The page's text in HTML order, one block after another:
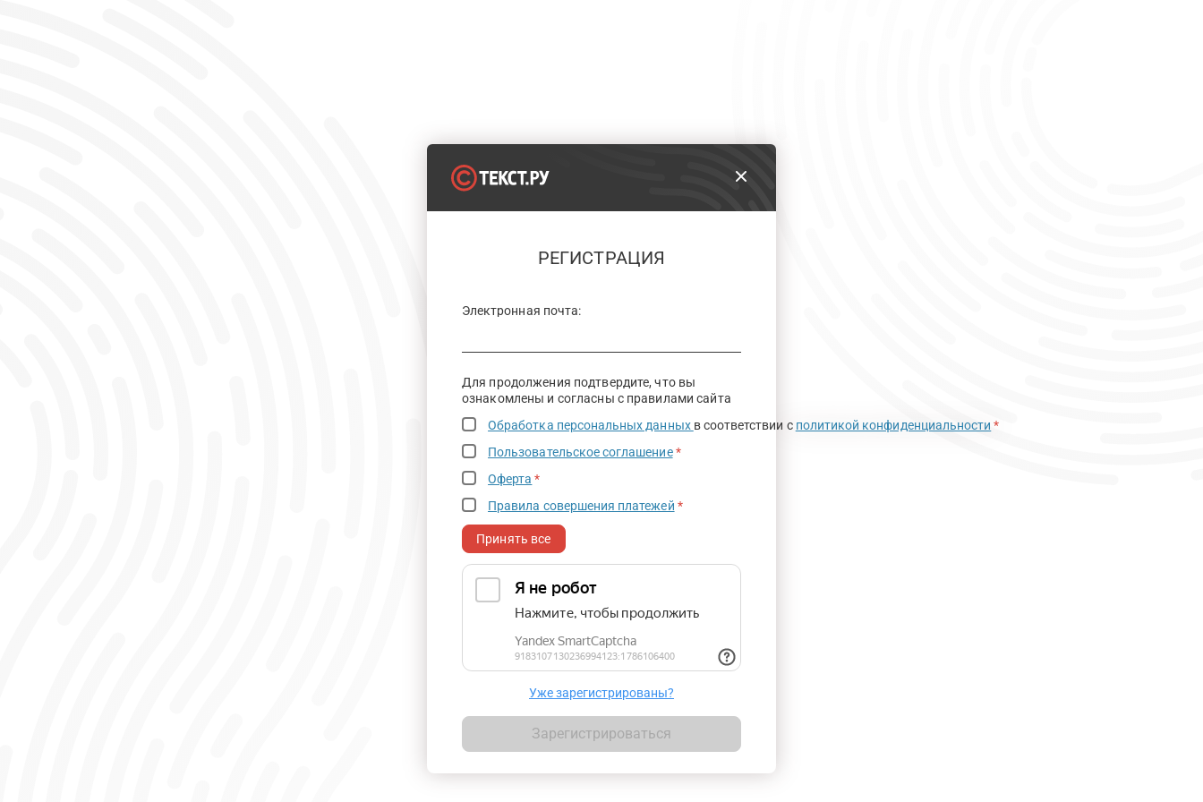
РЕГИСТРАЦИЯ
Электронная почта:
Для продолжения подтвердите, что вы
ознакомлены и согласны с правилами сайта
Обработка персональных данных в соответствии с политикой конфиденциальности *
Пользовательское соглашение *
Оферта *
Правила совершения платежей *
Принять все
Уже зарегистрированы?
Зарегистрироваться